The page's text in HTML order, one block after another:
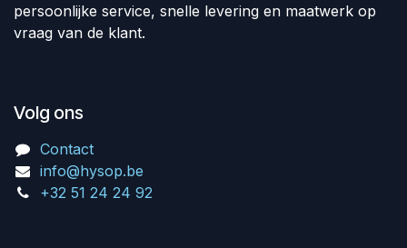
persoonlijke service, snelle levering en maatwerk op
vraag van de klant.
Volg ons
Contact
info@hysop.be
+32 51 24 24 92